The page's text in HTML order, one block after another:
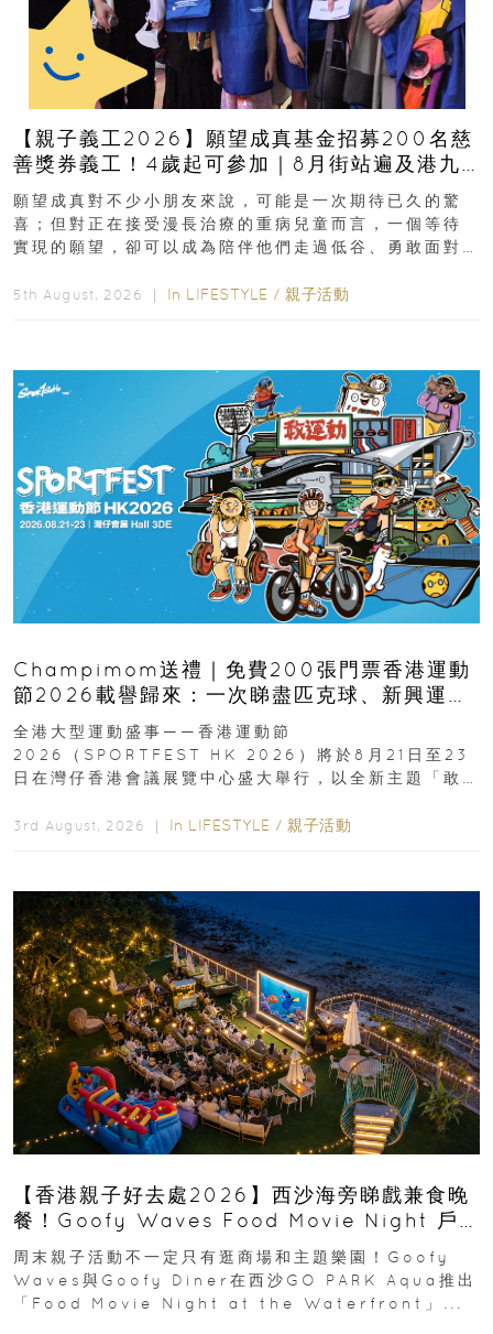
【親子義工2026】願望成真基金招募200名慈
善獎券義工！4歲起可參加｜8月街站遍及港九
新界
願望成真對不少小朋友來說，可能是一次期待已久的驚
喜；但對正在接受漫長治療的重病兒童而言，一個等待
實現的願望，卻可以成為陪伴他們走過低谷、勇敢面對
5th August, 2026 ｜ In LIFESTYLE / 親子活動
Champimom送禮｜免費200張門票香港運動
節2026載譽歸來：一次睇盡匹克球、新興運
動、街舞比賽＋逾百運動品牌展覽
全港大型運動盛事——香港運動節
2026（SPORTFEST HK 2026）將於8月21日至23
日在灣仔香港會議展覽中心盛大舉行，以全新主題「敢
3rd August, 2026 ｜ In LIFESTYLE / 親子活動
【香港親子好去處2026】西沙海旁睇戲兼食晚
餐！Goofy Waves Food Movie Night 戶
外影院逢週末登場
周末親子活動不一定只有逛商場和主題樂園！Goofy
Waves與Goofy Diner在西沙GO PARK Aqua推出
「Food Movie Night at the Waterfront」...